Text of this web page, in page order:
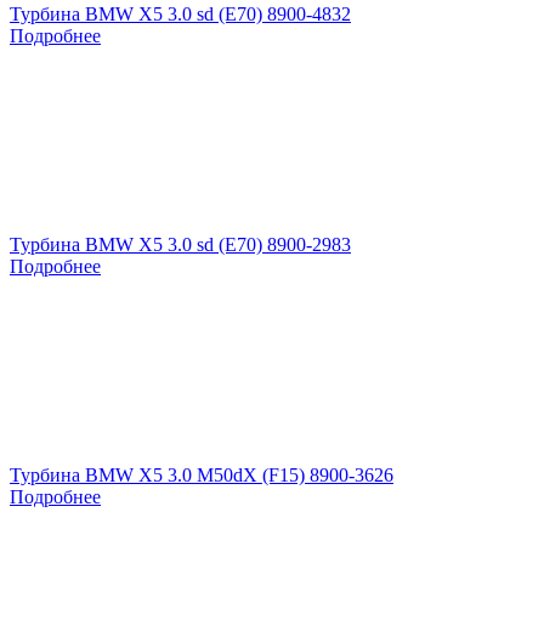
Турбина BMW X5 3.0 sd (E70) 8900-4832
Подробнее
Турбина BMW X5 3.0 sd (E70) 8900-2983
Подробнее
Турбина BMW X5 3.0 M50dX (F15) 8900-3626
Подробнее